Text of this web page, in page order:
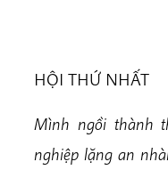
HỘI THỨ NHẤT
Mình ngồi thành
nghiệp lặng an